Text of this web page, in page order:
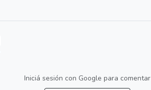
Iniciá sesión con Google para comentar